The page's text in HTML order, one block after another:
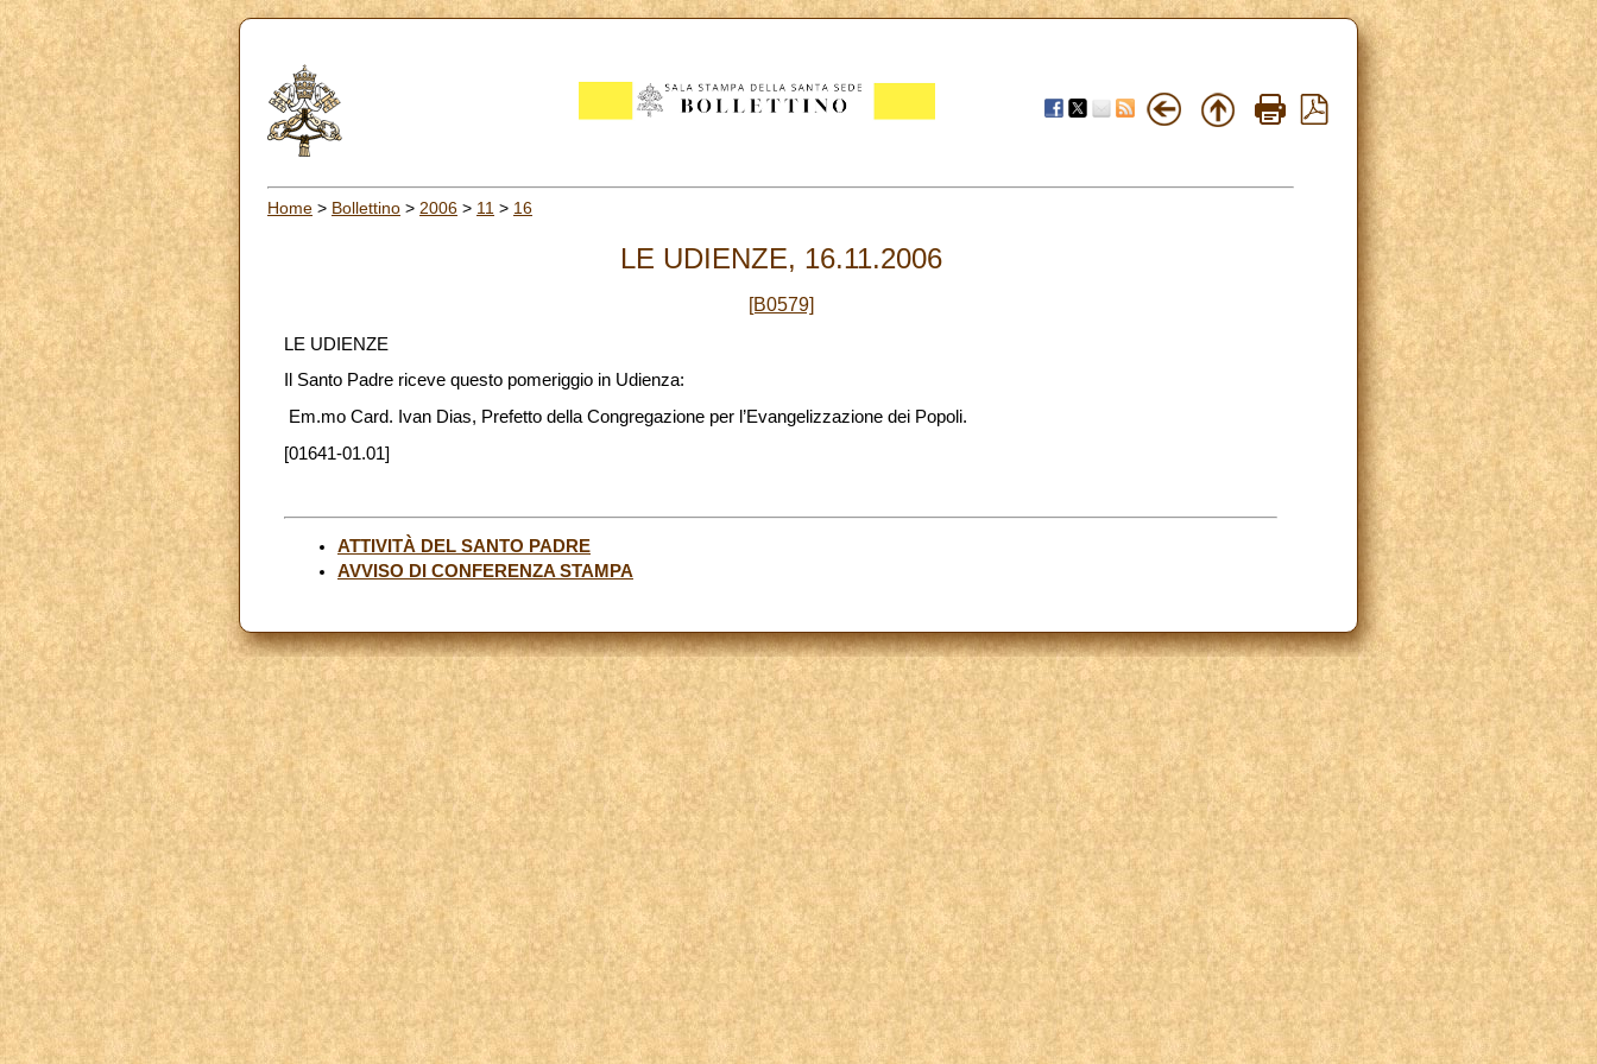
Home > Bollettino > 2006 > 11 > 16
LE UDIENZE, 16.11.2006
[B0579]
LE UDIENZE
Il Santo Padre riceve questo pomeriggio in Udienza:
Em.mo Card. Ivan Dias, Prefetto della Congregazione per l’Evangelizzazione dei Popoli.
[01641-01.01]
ATTIVITÀ DEL SANTO PADRE
AVVISO DI CONFERENZA STAMPA